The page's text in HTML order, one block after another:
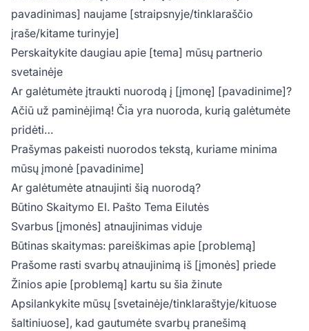
pavadinimas] naujame [straipsnyje/tinklaraščio
įraše/kitame turinyje]
Perskaitykite daugiau apie [tema] mūsų partnerio
svetainėje
Ar galėtumėte įtraukti nuorodą į [įmonę] [pavadinime]?
Ačiū už paminėjimą! Čia yra nuoroda, kurią galėtumėte
pridėti…
Prašymas pakeisti nuorodos tekstą, kuriame minima
mūsų įmonė [pavadinime]
Ar galėtumėte atnaujinti šią nuorodą?
Būtino Skaitymo El. Pašto Tema Eilutės
Svarbus [įmonės] atnaujinimas viduje
Būtinas skaitymas: pareiškimas apie [problemą]
Prašome rasti svarbų atnaujinimą iš [įmonės] priede
Žinios apie [problemą] kartu su šia žinute
Apsilankykite mūsų [svetainėje/tinklaraštyje/kituose
šaltiniuose], kad gautumėte svarbų pranešimą